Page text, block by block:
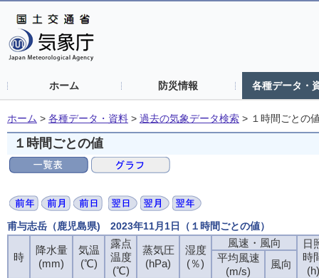
ホーム 防災情報 各種データ・
ホーム > 各種データ・資料 > 過去の気象データ検索 > １時間ごとの
１時間ごとの値
甫与志岳（鹿児島県) 2023年11月1日（１時間ごとの値）
時
降水量
(mm)
気温
(℃)
露点
温度
(℃)
蒸気圧
(hPa)
湿度
(％)
風速・風向
日
時
(h)
平均風速
(m/s)
風向
時
降水量
(mm)
気温
(℃)
露点
温度
(℃)
蒸気圧
(hPa)
湿度
(％)
風速・風向
日
時
(h)
平均風速
(m/s)
風向
時
降水量
(mm)
気温
(℃)
露点
温度
(℃)
蒸気圧
(hPa)
湿度
(％)
風速・風向
日
時
(h)
平均風速
(m/s)
風向
時
降水量
(mm)
気温
(℃)
露点
温度
(℃)
蒸気圧
(hPa)
湿度
(％)
風速・風向
日
時
(h)
平均風速
(m/s)
風向